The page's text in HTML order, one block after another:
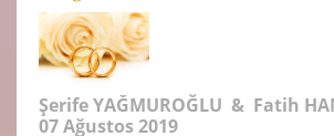
Şerife YAĞMUROĞLU & Fatih
07 Ağustos 2019